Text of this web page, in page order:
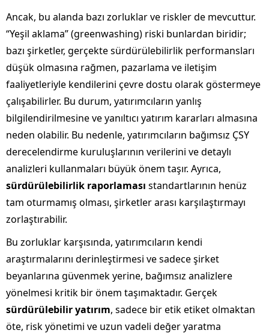
Ancak, bu alanda bazı zorluklar ve riskler de mevcuttur.
“Yeşil aklama” (greenwashing) riski bunlardan biridir;
bazı şirketler, gerçekte sürdürülebilirlik performansları
düşük olmasına rağmen, pazarlama ve iletişim
faaliyetleriyle kendilerini çevre dostu olarak göstermeye
çalışabilirler. Bu durum, yatırımcıların yanlış
bilgilendirilmesine ve yanıltıcı yatırım kararları almasına
neden olabilir. Bu nedenle, yatırımcıların bağımsız ÇSY
derecelendirme kuruluşlarının verilerini ve detaylı
analizleri kullanmaları büyük önem taşır. Ayrıca,
sürdürülebilirlik raporlaması standartlarının henüz
tam oturmamış olması, şirketler arası karşılaştırmayı
zorlaştırabilir.
Bu zorluklar karşısında, yatırımcıların kendi
araştırmalarını derinleştirmesi ve sadece şirket
beyanlarına güvenmek yerine, bağımsız analizlere
yönelmesi kritik bir önem taşımaktadır. Gerçek
sürdürülebilir yatırım, sadece bir etik etiket olmaktan
öte, risk yönetimi ve uzun vadeli değer yaratma